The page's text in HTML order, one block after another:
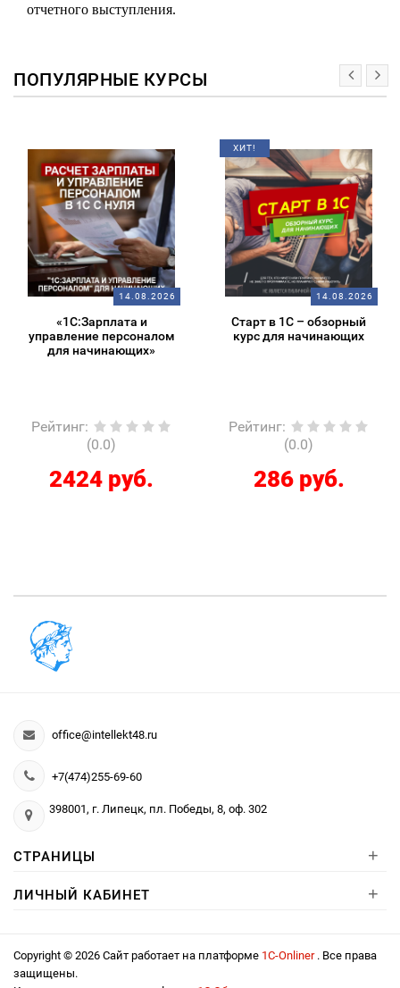
отчетного выступления.
ПОПУЛЯРНЫЕ КУРСЫ
14.08.2026
«1С:Зарплата и
управление персоналом
для начинающих»
Рейтинг:
(0.0)
2424 руб.
ХИТ!
14.08.2026
Старт в 1С – обзорный
курс для начинающих
Рейтинг:
(0.0)
286 руб.
office@intellekt48.ru
+7(474)255-69-60
398001, г. Липецк, пл. Победы, 8, оф. 302
СТРАНИЦЫ +
ЛИЧНЫЙ КАБИНЕТ +
Copyright © 2026 Сайт работает на платформе 1С-Onliner . Все права
защищены.